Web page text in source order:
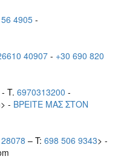
4905-
40907- +30 690 820
- T. 6970313200 -
- BΡEITE MAΣ ΣΤΟΝ
– T: 698 506 9343> -